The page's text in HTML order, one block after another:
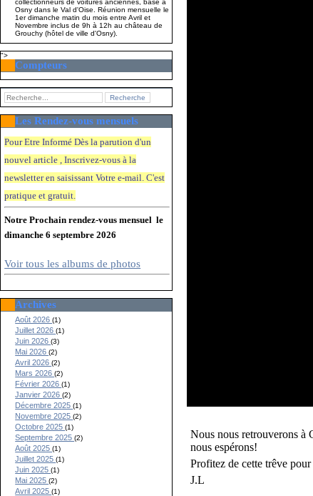
Osny dans le Val d'Oise. Réunion mensuelle le
1er dimanche matin du mois entre Avril et
Novembre inclus de 9h à 12h au château de
Grouchy (hôtel de ville d'Osny).
">
Compteurs
Les Rendez-vous mensuels
Pour Etre Informé Dès la parution d'un
nouvel article , Inscrivez-vous à la
newsletter en saisissant Votre e-mail. C'est
pratique et gratuit.
Notre Prochain rendez-vous mensuel le
dimanche 6 septembre 2026
Voir tous les albums de photos
Archives
Août 2026(1)
Juillet 2026(1)
Juin 2026(3)
Mai 2026(2)
Avril 2026(2)
Mars 2026(2)
Février 2026(1)
Janvier 2026(2)
Décembre 2025(1)
Novembre 2025(2)
Octobre 2025(1)
Septembre 2025(2)
Août 2025(1)
Juillet 2025(1)
Juin 2025(1)
Mai 2025(2)
Avril 2025(1)
Nous nous retrouverons à
nous espérons!
Profitez de cette trêve
J.L